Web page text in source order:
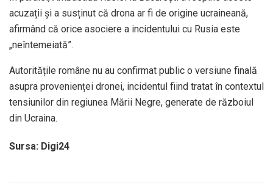
acuzații și a susținut că drona ar fi de origine ucraineană,
afirmând că orice asociere a incidentului cu Rusia este
„neîntemeiată”.
Autoritățile române nu au confirmat public o versiune finală
asupra provenienței dronei, incidentul fiind tratat în contextul
tensiunilor din regiunea Mării Negre, generate de războiul
din Ucraina.
Sursa: Digi24